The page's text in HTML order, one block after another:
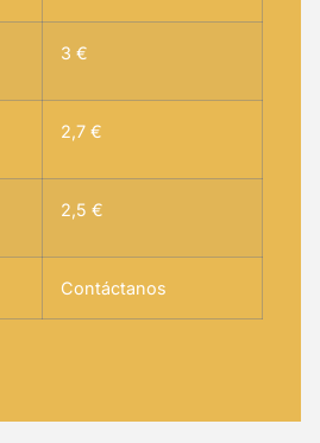
3 €
2,7 €
2,5 €
Contáctanos